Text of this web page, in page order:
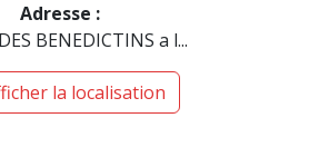
Adresse :
BENEDICTINS a l...
la localisation